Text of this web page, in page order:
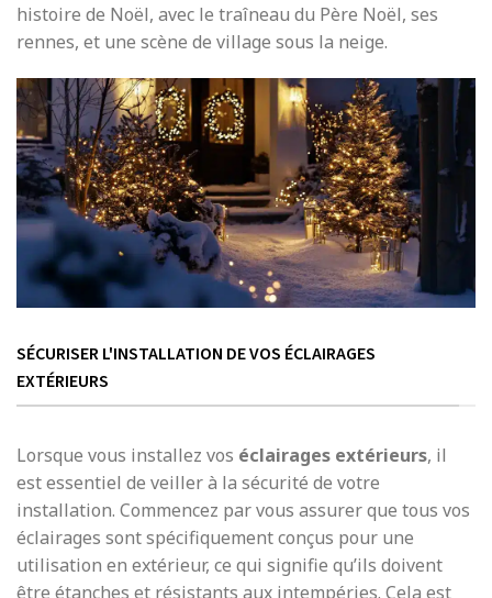
histoire de Noël, avec le traîneau du Père Noël, ses
rennes, et une scène de village sous la neige.
SÉCURISER L'INSTALLATION DE VOS ÉCLAIRAGES
EXTÉRIEURS
Lorsque vous installez vos éclairages extérieurs, il
est essentiel de veiller à la sécurité de votre
installation. Commencez par vous assurer que tous vos
éclairages sont spécifiquement conçus pour une
utilisation en extérieur, ce qui signifie qu’ils doivent
être étanches et résistants aux intempéries. Cela est